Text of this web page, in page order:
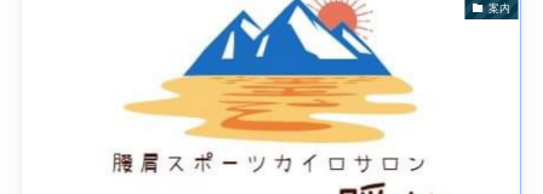
案内